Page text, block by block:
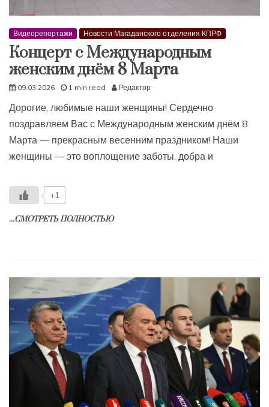
Видеорепортажи Новости Магаданского отделения КПРФ
Концерт с Международным
женским днём 8 Марта
09.03.2026 1 min read Редактор
Дорогие, любимые наши женщины! Сердечно
поздравляем Вас с Международным женским днём 8
Марта — прекрасным весенним праздником! Наши
женщины — это воплощение заботы, добра и
+1
...СМОТРЕТЬ ПОЛНОСТЬЮ